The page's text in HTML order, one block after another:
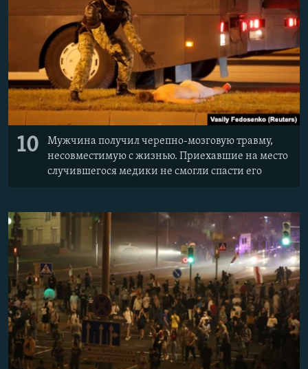
10
Мужчина получил черепно-мозговую травму,
несовместимую с жизнью. Приехавшие на место
случившегося медики не смогли спасти его